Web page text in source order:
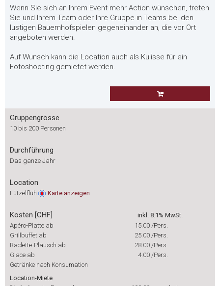
Wenn Sie sich an Ihrem Event mehr Action wünschen, treten
Sie und Ihrem Team oder Ihre Gruppe in Teams bei den
lustigen Bauernhofspielen gegeneinander an, die vor Ort
angeboten werden.
Auf Wunsch kann die Location auch als Kulisse für ein
Fotoshooting gemietet werden.
Gruppengrösse
10 bis 200 Personen
Durchführung
Das ganze Jahr
Location
Lützelflüh Karte anzeigen
Kosten [CHF]
inkl. 8.1% MwSt.
Apéro-Platte ab
15.00 /Pers.
Grillbuffet ab
25.00 /Pers.
Raclette-Plausch ab
28.00 /Pers.
Glace ab
4.00 /Pers.
Getränke nach Konsumation
Location-Miete